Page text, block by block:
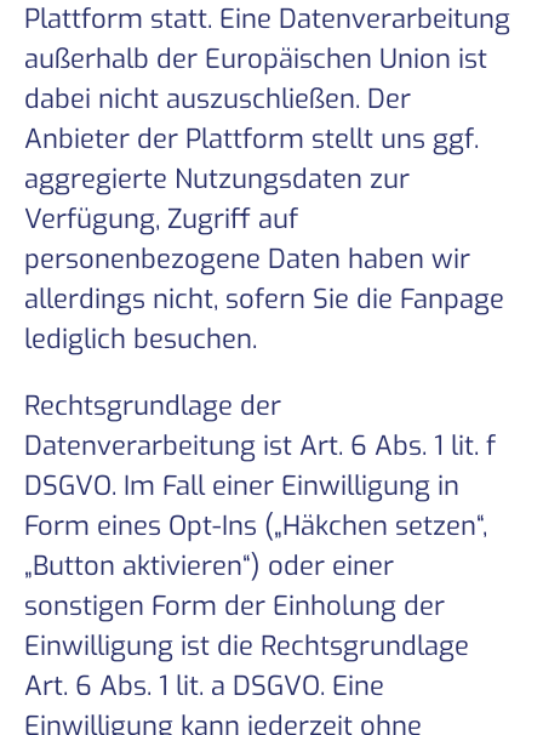
Plattform statt. Eine Datenverarbeitung
außerhalb der Europäischen Union ist
dabei nicht auszuschließen. Der
Anbieter der Plattform stellt uns ggf.
aggregierte Nutzungsdaten zur
Verfügung, Zugriff auf
personenbezogene Daten haben wir
allerdings nicht, sofern Sie die Fanpage
lediglich besuchen.
Rechtsgrundlage der
Datenverarbeitung ist Art. 6 Abs. 1 lit. f
DSGVO. Im Fall einer Einwilligung in
Form eines Opt-Ins („Häkchen setzen“,
„Button aktivieren“) oder einer
sonstigen Form der Einholung der
Einwilligung ist die Rechtsgrundlage
Art. 6 Abs. 1 lit. a DSGVO. Eine
Einwilligung kann jederzeit ohne